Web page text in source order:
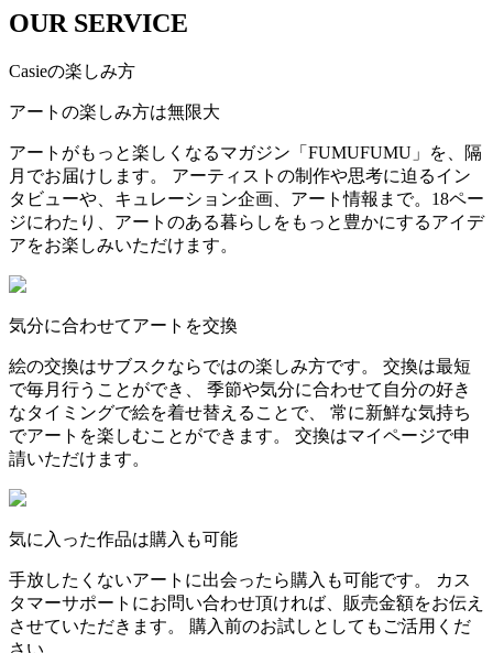
OUR SERVICE
Casieの楽しみ方
アートの楽しみ方は無限大
アートがもっと楽しくなるマガジン「FUMUFUMU」を、隔
月でお届けします。 アーティストの制作や思考に迫るイン
タビューや、キュレーション企画、アート情報まで。18ペー
ジにわたり、アートのある暮らしをもっと豊かにするアイデ
アをお楽しみいただけます。
気分に合わせてアートを交換
絵の交換はサブスクならではの楽しみ方です。 交換は最短
で毎月行うことができ、 季節や気分に合わせて自分の好き
なタイミングで絵を着せ替えることで、 常に新鮮な気持ち
でアートを楽しむことができます。 交換はマイページで申
請いただけます。
気に入った作品は購入も可能
手放したくないアートに出会ったら購入も可能です。 カス
タマーサポートにお問い合わせ頂ければ、販売金額をお伝え
させていただきます。 購入前のお試しとしてもご活用くだ
さい。